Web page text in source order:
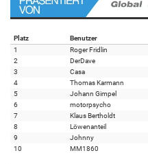
Platz Benutzer
1
Roger Fridlin
2
DerDave
3
Casa
4
Thomas Karmann
5
Johann Gimpel
6
motorpsycho
7
Klaus Bertholdt
8
Löwenanteil
9
Johnny
10
MM1860